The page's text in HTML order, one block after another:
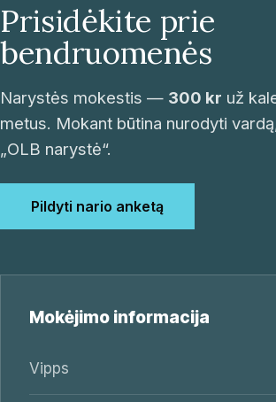
Prisidėkite prie
bendruomenės
Narystės mokestis — 300 kr už
metus. Mokant būtina nurodyti
„OLB narystė“.
Pildyti nario anketą
Mokėjimo informacija
Vipps